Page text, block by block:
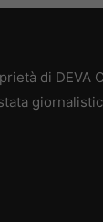
di DEVA